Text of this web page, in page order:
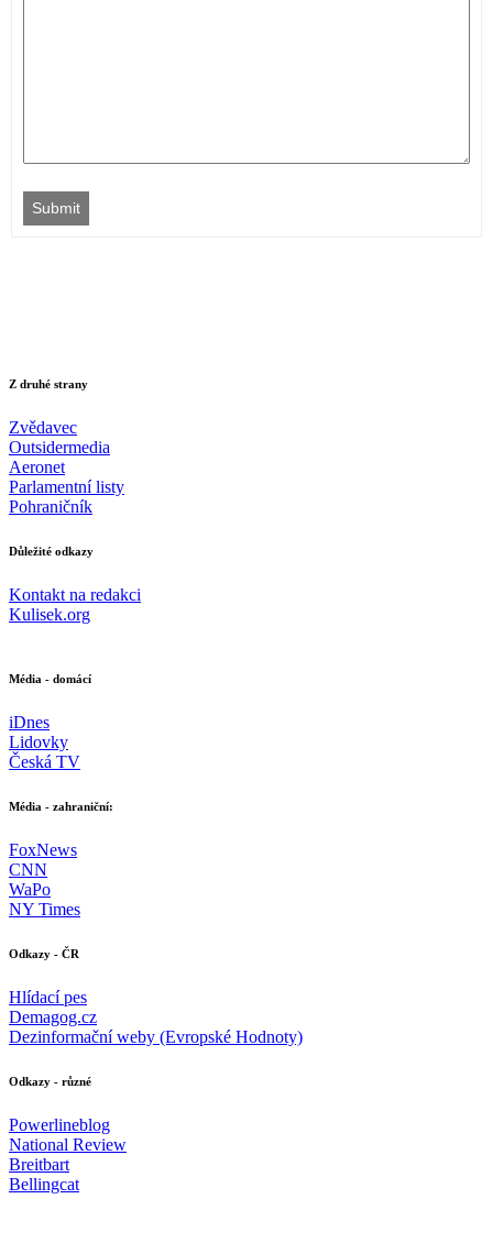
Submit
Z druhé strany
Zvědavec
Outsidermedia
Aeronet
Parlamentní listy
Pohraničník
Důležité odkazy
Kontakt na redakci
Kulisek.org
Média - domácí
iDnes
Lidovky
Česká TV
Média - zahraniční:
FoxNews
CNN
WaPo
NY Times
Odkazy - ČR
Hlídací pes
Demagog.cz
Dezinformační weby (Evropské Hodnoty)
Odkazy - různé
Powerlineblog
National Review
Breitbart
Bellingcat